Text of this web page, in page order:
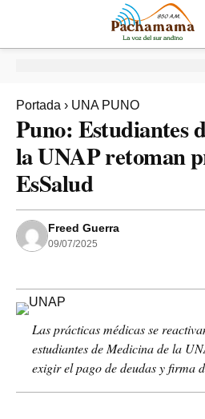
Portada › UNA PUNO
Puno: Estudiantes
la UNAP retoman
EsSalud
Freed Guerra
09/07/2025
Las prácticas médicas se
estudiantes de Medicina de la
exigir el pago de deudas y firma